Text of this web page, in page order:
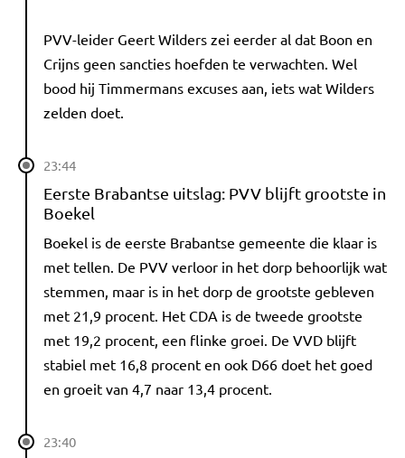
PVV-leider Geert Wilders zei eerder al dat Boon en
Crijns geen sancties hoefden te verwachten. Wel
bood hij Timmermans excuses aan, iets wat Wilders
zelden doet.
23:44
Eerste Brabantse uitslag: PVV blijft grootste in
Boekel
Boekel is de eerste Brabantse gemeente die klaar is
met tellen. De PVV verloor in het dorp behoorlijk wat
stemmen, maar is in het dorp de grootste gebleven
met 21,9 procent. Het CDA is de tweede grootste
met 19,2 procent, een flinke groei. De VVD blijft
stabiel met 16,8 procent en ook D66 doet het goed
en groeit van 4,7 naar 13,4 procent.
23:40